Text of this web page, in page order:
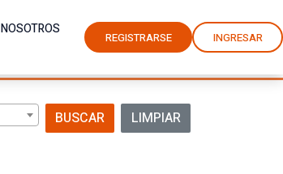
NOSOTROS REGISTRARSE INGRESAR
BUSCAR LIMPIAR